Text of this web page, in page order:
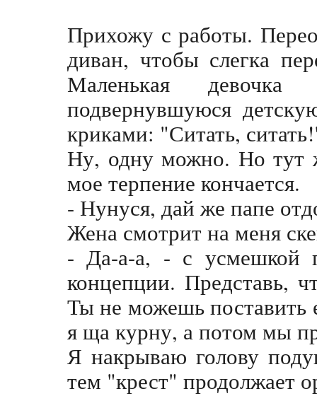
Прихожу с работы.
диван, чтобы слегка
Маленькая
подвернувшуюся
криками: "Ситать,
Ну, одну можно. Но тут
мое терпение кончается.
- Нунуся, дай же папе
Жена смотрит на меня
- Да-а-а, - с усмешкой
концепции. Представь,
Ты не можешь поставить
я ща курну, а потом мы
Я накрываю голову
тем "крест" продолжает